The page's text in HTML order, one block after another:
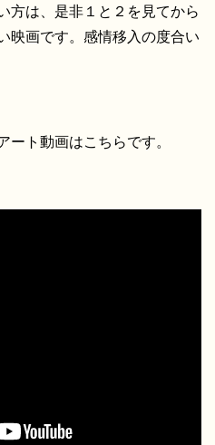
方は、是非１と２を見てから
映画です。感情移入の度合い
ト動画はこちらです。